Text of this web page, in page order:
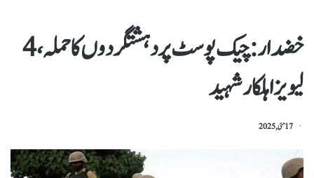
خضدار :چیک پوسٹ پر دہشتگردوں کا حملہ، 4
لیویز اہلکار شہید
17 مئی, 2025